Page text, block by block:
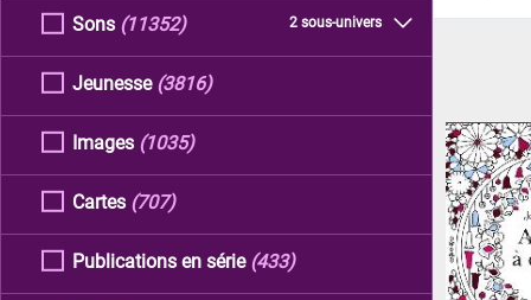
Sons 2 sous-univers
(11352)
Jeunesse (3816)
Images (1035)
Cartes (707)
Publications en série (433)